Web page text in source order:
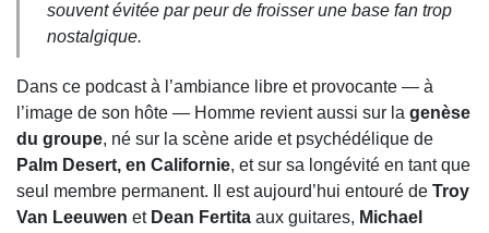
souvent évitée par peur de froisser une base fan trop
nostalgique.
Dans ce podcast à l’ambiance libre et provocante — à
l’image de son hôte — Homme revient aussi sur la genèse
du groupe, né sur la scène aride et psychédélique de
Palm Desert, en Californie, et sur sa longévité en tant que
seul membre permanent. Il est aujourd’hui entouré de Troy
Van Leeuwen et Dean Fertita aux guitares, Michael